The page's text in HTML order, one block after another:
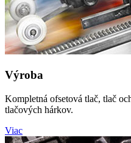
Výroba
Kompletná ofsetová tlač, tlač
tlačových hárkov.
Viac